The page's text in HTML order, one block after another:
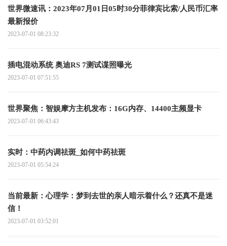
世界微速讯：2023年07月01日05时30分菲律宾比索/人民币汇率
最新报价
2023-07-01 08:23:32
插电混动系统 奥迪RS 7测试谍照曝光
2023-07-01 07:51:55
世界聚焦：智娱摩方主机发布：16G内存、14400主频显卡
2023-07-01 06:43:43
实时：中药内调祛斑_如何中药祛斑
2023-07-01 05:54:24
当前最新：心理学：梦到去世的亲人暗示着什么？还真不是迷
信！
2023-07-01 03:52:01